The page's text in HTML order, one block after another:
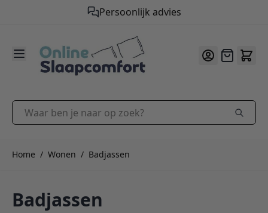
Persoonlijk advies
9.2/10
Offerte
Waar ben je naar op zoek?
Home / Wonen / Badjassen
Badjassen